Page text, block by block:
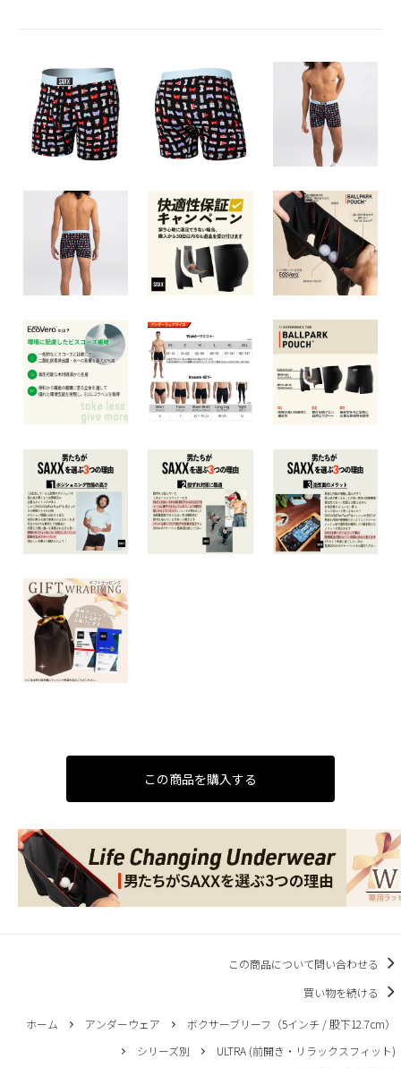
この商品を購入する
この商品について問い合わせる
買い物を続ける
ホーム アンダーウェア
ボクサーブリーフ（5インチ / 股下12.7cm）
シリーズ別
ULTRA (前開き・リラックスフィット)